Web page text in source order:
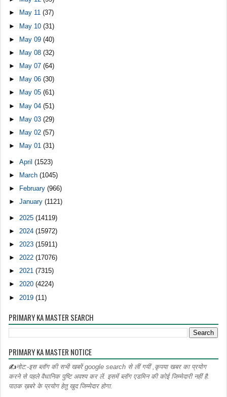
►
May 11(37)
► May 10(31)
► May 09(40)
►
May 08(32)
►
May 07(64)
►
May 06(30)
►
May 05(61)
► May 04(51)
►
May 03(29)
►
May 02(57)
►
May 01(31)
►April(1523)
►
March(1045)
►
February(966)
►January(1121)
► 2025(14119)
► 2024(15972)
► 2023(15911)
►2022(17076)
►2021(7315)
►2020(4224)
► 2019(11)
PRIMARY KA MASTER SEARCH
PRIMARY KA MASTER NOTICE
✍नोट:-इस ब्लॉग की सभी खबरें google search से लीं गयीं ,कृपया खबर का प्रयोग
करने से पहले वैधानिक पुष्टि अवश्य कर लें. इसमें ब्लॉग एडमिन की कोई जिम्मेदारी नहीं है.
पाठक ख़बरे के प्रयोग हेतु खुद जिम्मेदार होगा.